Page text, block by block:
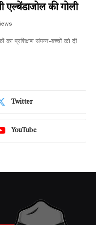
एल्बेंडाजोल की गोली
का प्रशिक्षण संपन्न-बच्चों को दी
Twitter
YouTube